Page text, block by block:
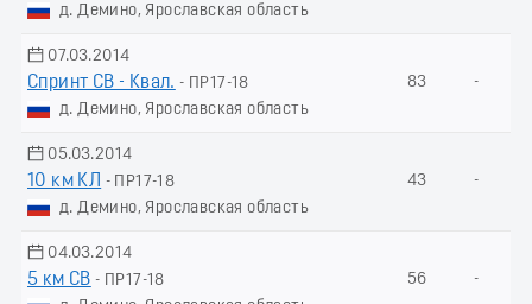
д. Демино, Ярославская область
07.03.2014
Спринт СВ - Квал. - ПР17-18
д. Демино, Ярославская область
83 -
05.03.2014
10 км КЛ
- ПР17-18
д. Демино, Ярославская область
43 -
04.03.2014
5 км СВ - ПР17-18
56 -